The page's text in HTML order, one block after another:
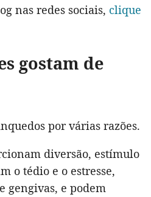
nas redes sociais, clique
gostam de
por várias razões.
diversão, estímulo
o tédio e o estresse,
gengivas, e podem